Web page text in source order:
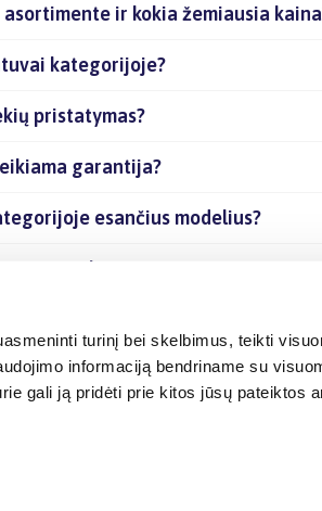
turinį bei skelbimus, teikti
informaciją bendriname su
gali ją pridėti prie kitos jūsų pateiktos
ir kokia žemiausia
kategorijoje?
pristatymas?
garantija?
esančius modelius?
prekes internetu?